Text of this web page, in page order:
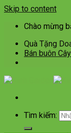
Skip to content
Chào mừng
Quà Tặng
Bán buôn
Tìm kiếm: